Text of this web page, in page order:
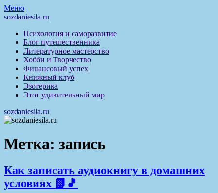
Перейти
к
Меню
sozdaniesila.ru
Психология и саморазвитие
Блог путешественника
Литературное мастерство
Хобби и Творчество
Финансовый успех
Книжный клуб
Эзотерика
Этот удивительный мир
sozdaniesila.ru
Метка: запись
Как записать аудиокнигу в домашних
условиях 📗🎵